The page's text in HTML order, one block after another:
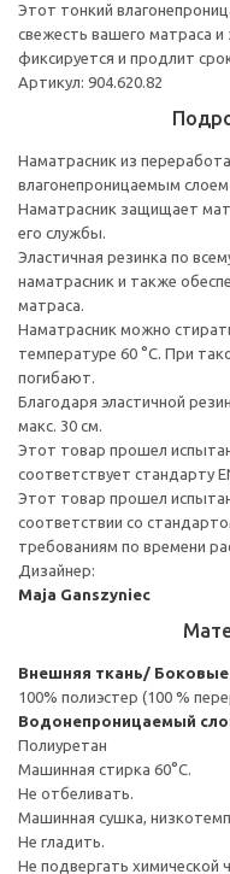
Этот тонкий
свежесть вашего матраса
фиксируется и продлит
Артикул: 904.620.82
Наматрасник из
влагонепроницаемым
Наматрасник защищает
его службы.
Эластичная резинка по
наматрасник и также
матраса.
Наматрасник можно
температуре 60 °C. При
погибают.
Благодаря эластичной
макс. 30 см.
Этот товар прошел
соответствует стандарту
Этот товар прошел
соответствии со
требованиям по времени
Дизайнер:
Maja Ganszyniec
Внешняя ткань/ Боковые
100% полиэстер (100 %
Водонепроницаемый
Полиуретан
Машинная стирка 60°С.
Не отбеливать.
Машинная сушка,
Не гладить.
Не подвергать химической